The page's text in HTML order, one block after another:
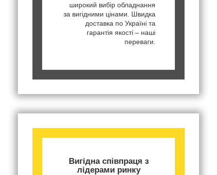
широкий вибір обладнання
за вигідними цінами. Швидка
доставка по Україні та
гарантія якості – наші
переваги.
Вигідна співпраця з
лідерами ринку